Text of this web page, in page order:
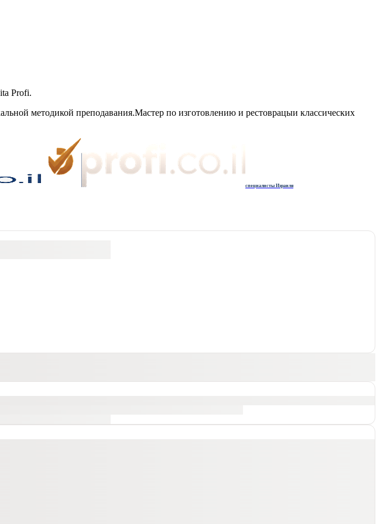
Profi.
методикой преподавания.Мастер по изготовлению и рестоврацыи классических
специалисты Израиля